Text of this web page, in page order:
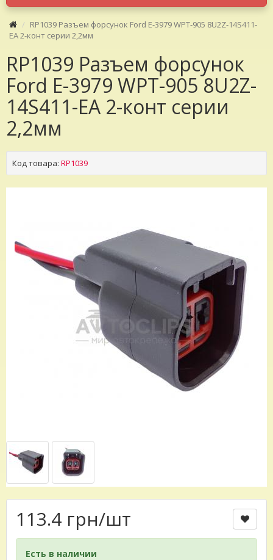
RP1039 Разъем форсунок Ford E-3979 WPT-905 8U2Z-14S411-
EA 2-конт серии 2,2мм
RP1039 Разъем форсунок
Ford E-3979 WPT-905 8U2Z-
14S411-EA 2-конт серии
2,2мм
Код товара: RP1039
113.4 грн/шт
Есть в наличии